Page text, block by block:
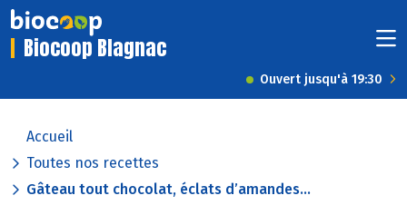
Biocoop Blagnac
Ouvert jusqu'à 19:30
Accueil
Toutes nos recettes
Gâteau tout chocolat, éclats d’amandes...